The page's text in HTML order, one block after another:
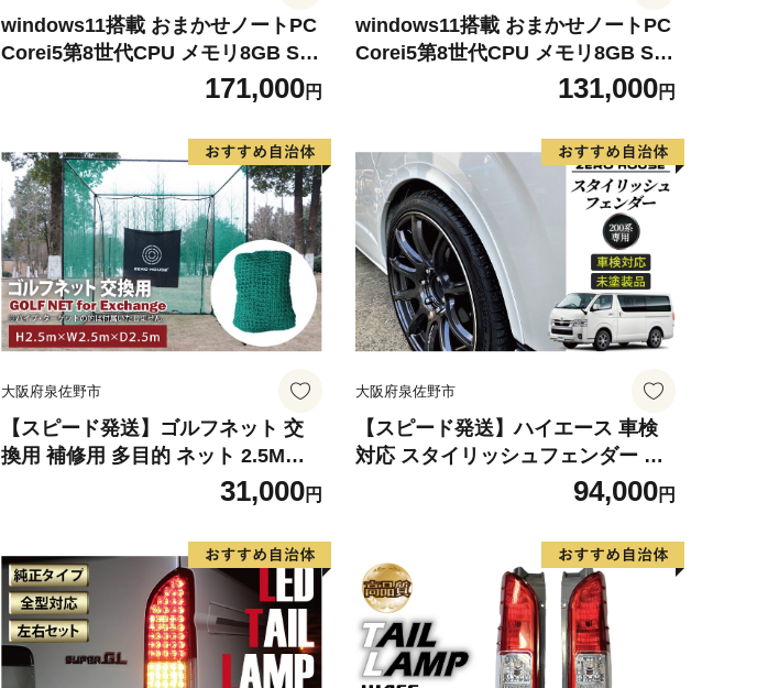
windows11搭載 おまかせノートPC
Corei5第8世代CPU メモリ8GB SS
171,000円
windows11搭載 おまかせノートPC
Corei5第8世代CPU メモリ8GB SS
131,000円
大阪府泉佐野市
【スピード発送】ゴルフネット 交
換用 補修用 多目的 ネット 2.5Mサ
31,000円
大阪府泉佐野市
【スピード発送】ハイエース 車検
対応 スタイリッシュフェンダー 未
94,000円